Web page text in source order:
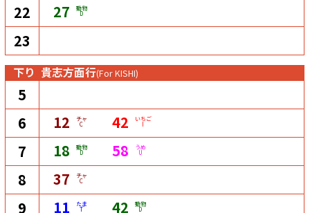
22 27 動物
D
23
下り 貴志方面行(For KISHI)
5
6
12 チャ
C 42 いちご
I
7 18 動物
D 58 うめ
U
8 37 チャ
C
9 11 たま
T 42 動物
D